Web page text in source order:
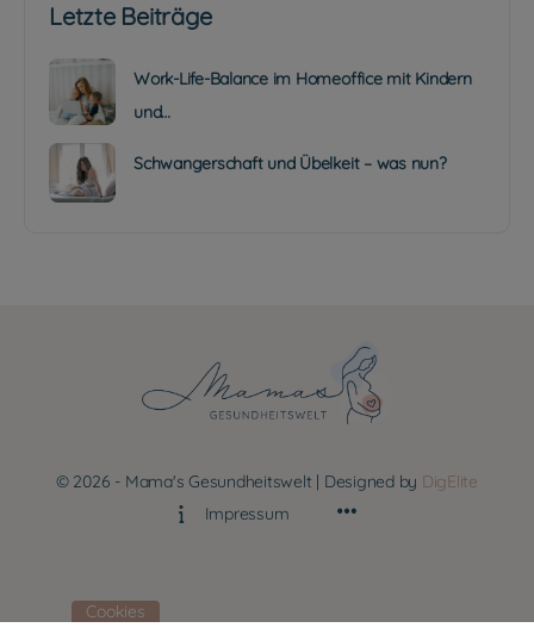
Letzte Beiträge
Work-Life-Balance im Homeoffice mit Kindern
und…
Schwangerschaft und Übelkeit – was nun?
© 2026 - Mama's Gesundheitswelt | Designed by DigElite
Impressum
Cookies